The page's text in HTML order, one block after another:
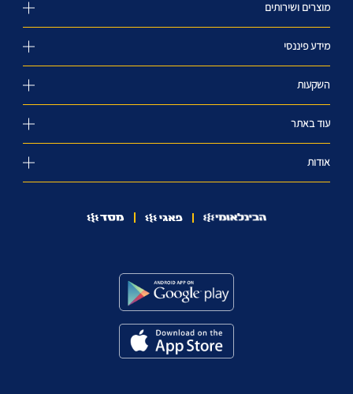
מוצרים ושירותים
מידע פיננסי
השקעות
עוד באתר
אודות